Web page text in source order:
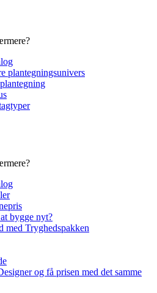
plantegningsunivers
bygge nyt?
med Tryghedspakken
og få prisen med det samme